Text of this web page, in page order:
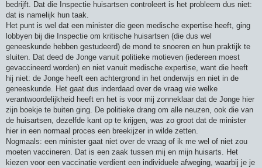
bedrijft. Dat die Inspectie huisartsen controleert is het probleem dus niet:
dat is namelijk hun taak.
Het punt is wel dat een minister die geen medische expertise heeft, ging
lobbyen bij die Inspectie om kritische huisartsen (die dus wel
geneeskunde hebben gestudeerd) de mond te snoeren en hun praktijk te
sluiten. Dat deed de Jonge vanuit politieke motieven (iedereen moest
gevaccineerd worden) en niet vanuit medische expertise, want die heeft
hij niet: de Jonge heeft een achtergrond in het onderwijs en niet in de
geneeskunde. Het gaat dus inderdaad over de vraag wie welke
verantwoordelijkheid heeft en het is voor mij zonneklaar dat de Jonge hier
zijn boekje te buiten ging. De politieke drang om alle neuzen, ook die van
de huisartsen, dezelfde kant op te krijgen, was zo groot dat de minister
hier in een normaal proces een breekijzer in wilde zetten.
Nogmaals: een minister gaat niet over de vraag of ik me wel of niet zou
moeten vaccineren. Dat is een zaak tussen mij en mijn huisarts. Het
kiezen voor een vaccinatie verdient een individuele afweging, waarbij je je